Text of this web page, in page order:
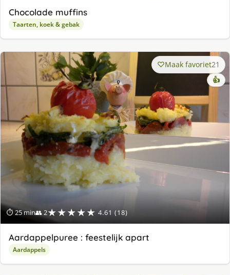
Chocolade muffins
Taarten, koek & gebak
⏱ 25 min👥 2★★★★★ 4.61 (18)
Maak favoriet21
👍
Aardappelpuree : feestelijk apart
Aardappels